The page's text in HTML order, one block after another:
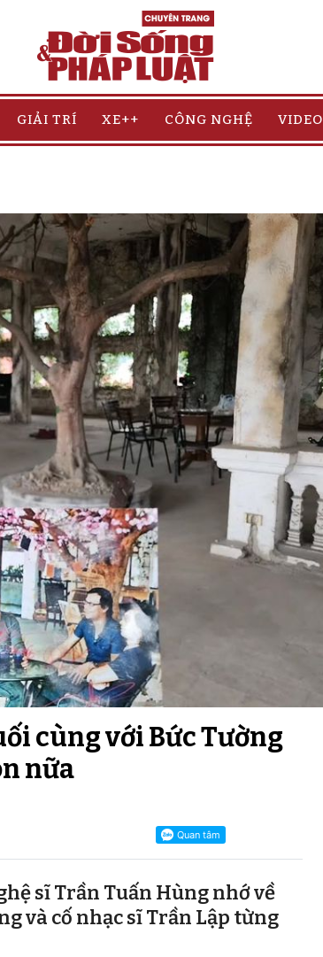
GIẢI TRÍ XE++ CÔNG NGHỆ VIDEO
cùng với Bức Tường
nữa
sĩ Trần Tuấn Hùng nhớ về
và cố nhạc sĩ Trần Lập từng